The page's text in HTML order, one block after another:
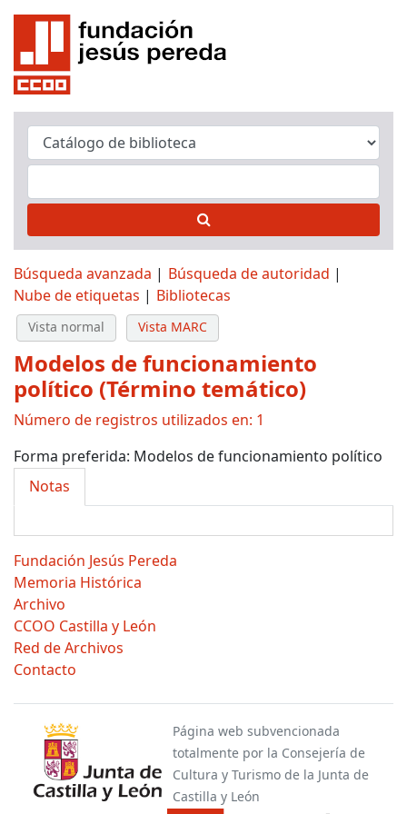
Búsqueda avanzada
Búsqueda de autoridad
Nube de etiquetas
Bibliotecas
Fundación Jesús Pereda
Memoria Histórica
Archivo
CCOO Castilla y León
Red de Archivos
Contacto
Vista normal Vista MARC
Modelos de funcionamiento
político (Término temático)
Número de registros utilizados en: 1
Forma preferida: Modelos de funcionamiento político
Notas
Página web subvencionada
totalmente por la Consejería de
Cultura y Turismo de la Junta de
Castilla y León